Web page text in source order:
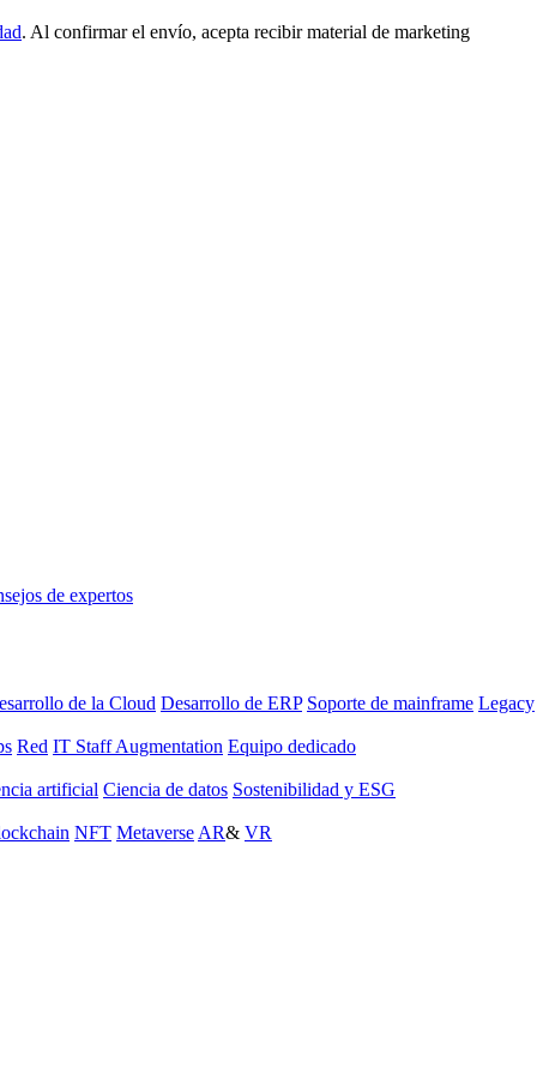
. Al confirmar el envío, acepta recibir material de marketing
de expertos
de la Cloud Desarrollo de ERP Soporte de mainframe Legacy
Red IT Staff Augmentation Equipo dedicado
artificial Ciencia de datos Sostenibilidad y ESG
NFT Metaverse AR& VR